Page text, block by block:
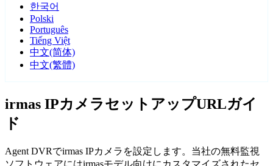
한국어
Polski
Português
Tiếng Việt
中文(简体)
中文(繁體)
irmas IPカメラセットアップURLガイ
ド
Agent DVRでirmas IPカメラを設定します。当社の無料監視